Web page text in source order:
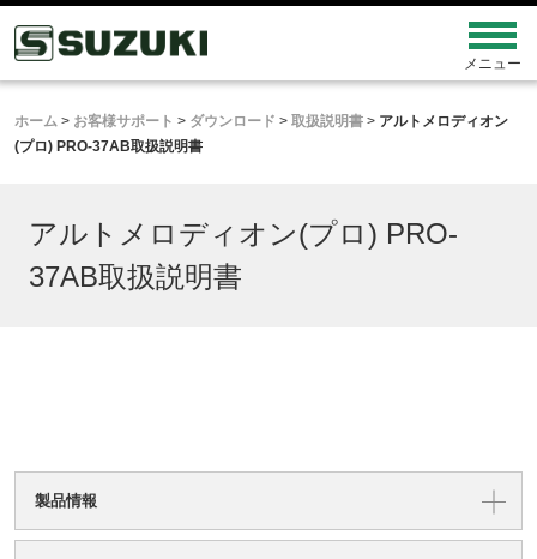
ホーム > お客様サポート > ダウンロード > 取扱説明書 > アルトメロディオン
(プロ) PRO-37AB取扱説明書
アルトメロディオン(プロ) PRO-
37AB取扱説明書
製品情報